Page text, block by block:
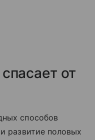
от
способов
развитие половых